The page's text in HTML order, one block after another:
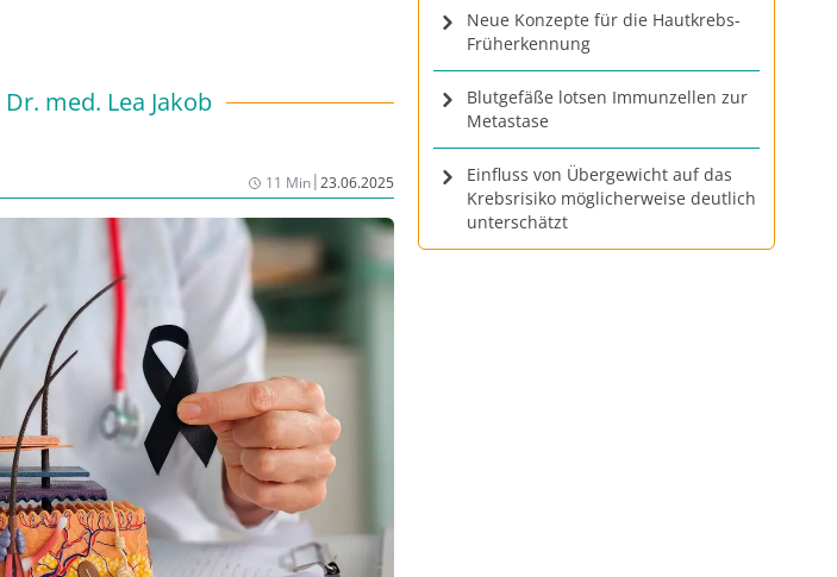
Dr. med. Lea Jakob
11 Min|23.06.2025
Neue Konzepte für die Hautkrebs-
Früherkennung
Blutgefäße lotsen Immunzellen zur
Metastase
Einfluss von Übergewicht auf das
Krebsrisiko möglicherweise deutlich
unterschätzt